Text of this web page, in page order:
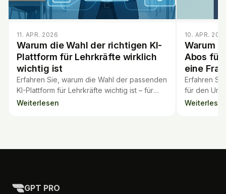
11. APR. 2026
Warum die Wahl der richtigen KI-
Plattform für Lehrkräfte wirklich
wichtig ist
Erfahren Sie, warum die Wahl der passenden
KI-Plattform für Lehrkräfte wichtig ist – für
den Unterricht, die Schülererfahrung und
Weiterlesen
10. APR.
Warum
Abos für
eine
Erfahren
für den
Funktionen,
GPT PRO